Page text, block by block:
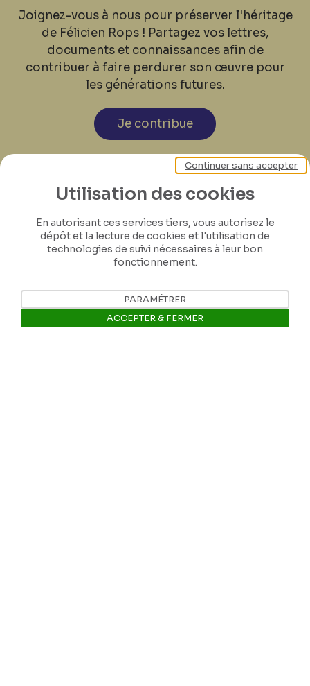
Joignez-vous à nous pour préserver l'héritage
de Félicien Rops ! Partagez vos lettres,
documents et connaissances afin de
contribuer à faire perdurer son œuvre pour
les générations futures.
Je contribue
Utilisation des cookies
En autorisant ces services tiers, vous autorisez le
dépôt et la lecture de cookies et l'utilisation de
technologies de suivi nécessaires à leur bon
fonctionnement.
Continuer sans accepter
PARAMÉTRER
ACCEPTER & FERMER